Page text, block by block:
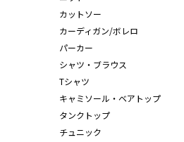
カットソー
カーディガン/ボレロ
パーカー
シャツ・ブラウス
Tシャツ
キャミソール・ベアトップ
タンクトップ
チュニック